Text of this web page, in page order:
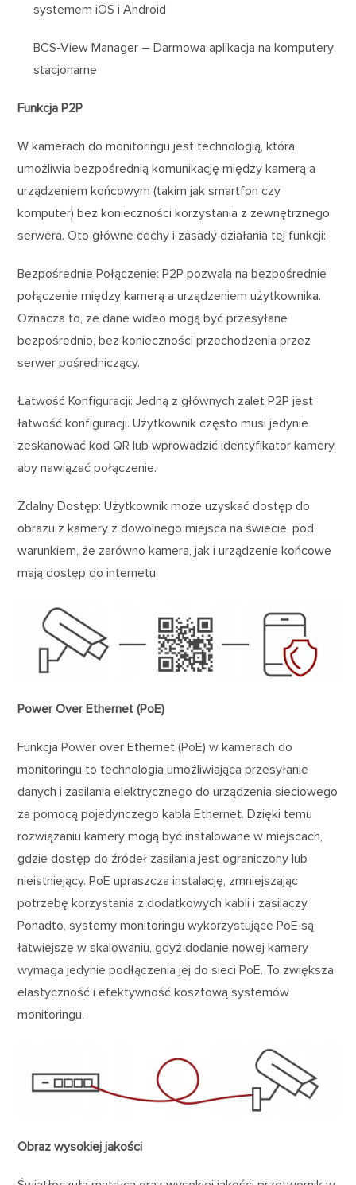
systemem iOS i Android
BCS-View Manager – Darmowa aplikacja na komputery
stacjonarne
Funkcja P2P
W kamerach do monitoringu jest technologią, która
umożliwia bezpośrednią komunikację między kamerą a
urządzeniem końcowym (takim jak smartfon czy
komputer) bez konieczności korzystania z zewnętrznego
serwera. Oto główne cechy i zasady działania tej funkcji:
Bezpośrednie Połączenie: P2P pozwala na bezpośrednie
połączenie między kamerą a urządzeniem użytkownika.
Oznacza to, że dane wideo mogą być przesyłane
bezpośrednio, bez konieczności przechodzenia przez
serwer pośredniczący.
Łatwość Konfiguracji: Jedną z głównych zalet P2P jest
łatwość konfiguracji. Użytkownik często musi jedynie
zeskanować kod QR lub wprowadzić identyfikator kamery,
aby nawiązać połączenie.
Zdalny Dostęp: Użytkownik może uzyskać dostęp do
obrazu z kamery z dowolnego miejsca na świecie, pod
warunkiem, że zarówno kamera, jak i urządzenie końcowe
mają dostęp do internetu.
Power Over Ethernet (PoE)
Funkcja Power over Ethernet (PoE) w kamerach do
monitoringu to technologia umożliwiająca przesyłanie
danych i zasilania elektrycznego do urządzenia sieciowego
za pomocą pojedynczego kabla Ethernet. Dzięki temu
rozwiązaniu kamery mogą być instalowane w miejscach,
gdzie dostęp do źródeł zasilania jest ograniczony lub
nieistniejący. PoE upraszcza instalację, zmniejszając
potrzebę korzystania z dodatkowych kabli i zasilaczy.
Ponadto, systemy monitoringu wykorzystujące PoE są
łatwiejsze w skalowaniu, gdyż dodanie nowej kamery
wymaga jedynie podłączenia jej do sieci PoE. To zwiększa
elastyczność i efektywność kosztową systemów
monitoringu.
Obraz wysokiej jakości